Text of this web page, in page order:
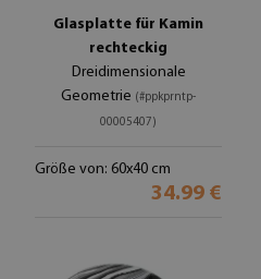
Glasplatte für Kamin
rechteckig
Dreidimensionale
Geometrie (#ppkprntp-
00005407)
Größe von: 60x40 cm
34.99 €